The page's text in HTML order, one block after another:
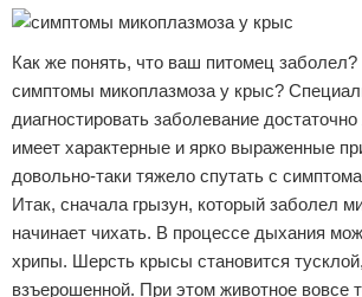
Как же понять, что ваш питомец заболел?
симптомы микоплазмоза у крыс?
диагностировать заболевание достаточно
имеет характерные и ярко выраженные
довольно-таки тяжело спутать с
Итак, сначала грызун, который заболел
начинает чихать. В процессе дыхания
хрипы. Шерсть крысы становится
взъерошенной. При этом животное вовсе